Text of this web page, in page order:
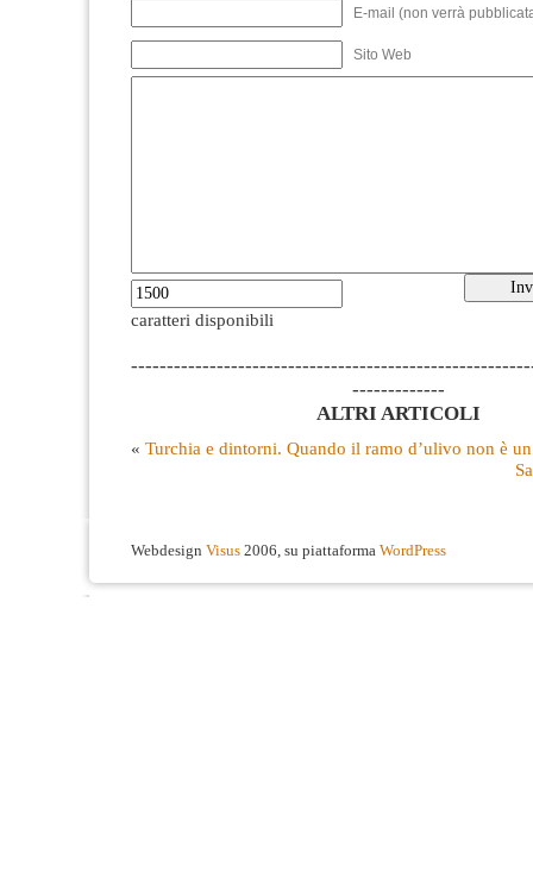
E-mail (non verrà
Sito Web
caratteri disponibili
-------------
ALTRI ARTICOLI
« Turchia e dintorni. Quando il ramo d’ulivo non è
Webdesign Visus 2006, su piattaforma WordPress